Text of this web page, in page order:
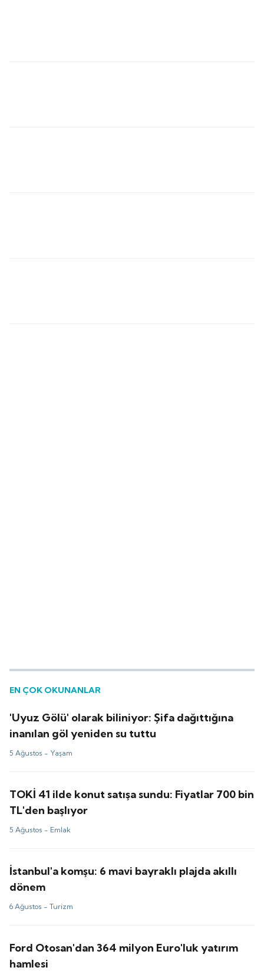
EN ÇOK OKUNANLAR
'Uyuz Gölü' olarak biliniyor: Şifa dağıttığına
inanılan göl yeniden su tuttu
5 Ağustos - Yaşam
TOKİ 41 ilde konut satışa sundu: Fiyatlar 700 bin
TL'den başlıyor
5 Ağustos - Emlak
İstanbul'a komşu: 6 mavi bayraklı plajda akıllı
dönem
6 Ağustos -Turizm
Ford Otosan'dan 364 milyon Euro'luk yatırım
hamlesi